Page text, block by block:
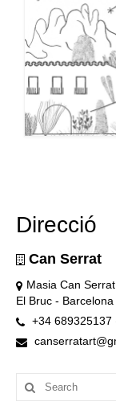
Direcció
Can Serrat
Masia Can
El Bruc -
+34 689325137
Search
for: